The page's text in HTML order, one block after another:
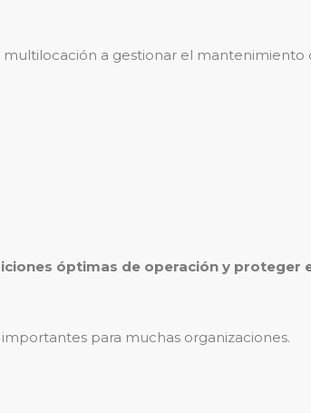
a gestionar el mantenimiento
óptimas de operación y proteger
para muchas organizaciones.